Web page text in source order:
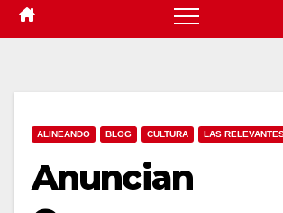
ALINEANDO BLOG CULTURA LAS
Anuncian